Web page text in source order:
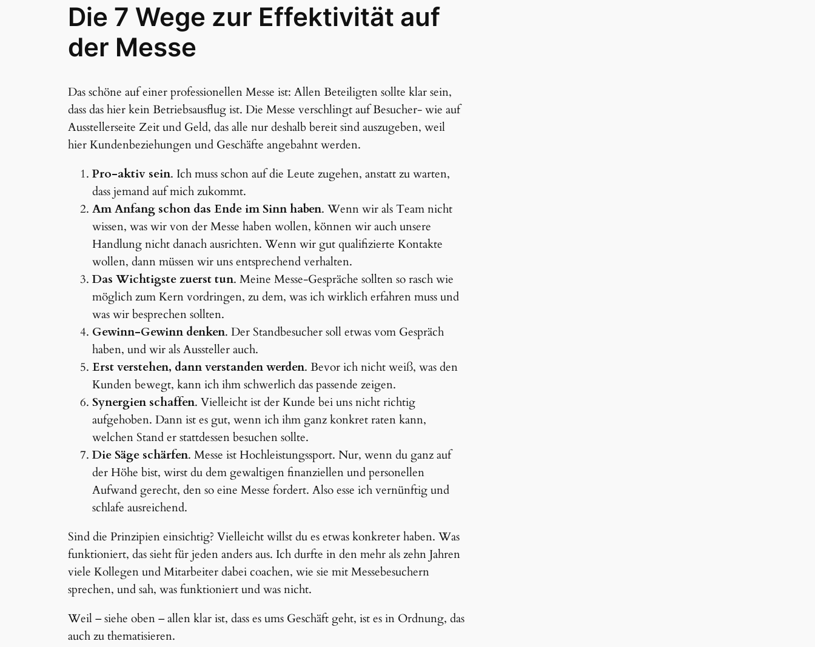
Die 7 Wege zur Effektivität auf
der Messe
Das schöne auf einer professionellen Messe ist: Allen Beteiligten sollte klar sein,
dass das hier kein Betriebsausflug ist. Die Messe verschlingt auf Besucher- wie auf
Ausstellerseite Zeit und Geld, das alle nur deshalb bereit sind auszugeben, weil
hier Kundenbeziehungen und Geschäfte angebahnt werden.
Pro-aktiv sein. Ich muss schon auf die Leute zugehen, anstatt zu warten,
dass jemand auf mich zukommt.
Am Anfang schon das Ende im Sinn haben. Wenn wir als Team nicht
wissen, was wir von der Messe haben wollen, können wir auch unsere
Handlung nicht danach ausrichten. Wenn wir gut qualifizierte Kontakte
wollen, dann müssen wir uns entsprechend verhalten.
Das Wichtigste zuerst tun. Meine Messe-Gespräche sollten so rasch wie
möglich zum Kern vordringen, zu dem, was ich wirklich erfahren muss und
was wir besprechen sollten.
Gewinn-Gewinn denken. Der Standbesucher soll etwas vom Gespräch
haben, und wir als Aussteller auch.
Erst verstehen, dann verstanden werden. Bevor ich nicht weiß, was den
Kunden bewegt, kann ich ihm schwerlich das passende zeigen.
Synergien schaffen. Vielleicht ist der Kunde bei uns nicht richtig
aufgehoben. Dann ist es gut, wenn ich ihm ganz konkret raten kann,
welchen Stand er stattdessen besuchen sollte.
Die Säge schärfen. Messe ist Hochleistungssport. Nur, wenn du ganz auf
der Höhe bist, wirst du dem gewaltigen finanziellen und personellen
Aufwand gerecht, den so eine Messe fordert. Also esse ich vernünftig und
schlafe ausreichend.
Sind die Prinzipien einsichtig? Vielleicht willst du es etwas konkreter haben. Was
funktioniert, das sieht für jeden anders aus. Ich durfte in den mehr als zehn Jahren
viele Kollegen und Mitarbeiter dabei coachen, wie sie mit Messebesuchern
sprechen, und sah, was funktioniert und was nicht.
Weil – siehe oben – allen klar ist, dass es ums Geschäft geht, ist es in Ordnung, das
auch zu thematisieren.